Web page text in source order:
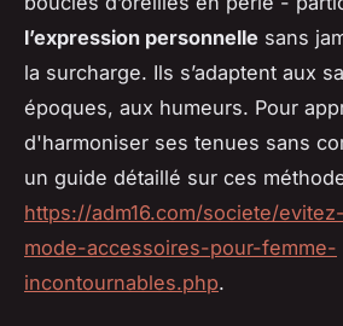
l’expression personnelle sans
la surcharge. Ils s’adaptent aux
époques, aux humeurs. Pour
d'harmoniser ses tenues sans
un guide détaillé sur ces
https://adm16.com/societe/
mode-accessoires-pour-femme-
incontournables.php.